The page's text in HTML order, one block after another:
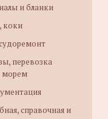
и бланки
коки
перевозка
морем
справочная и